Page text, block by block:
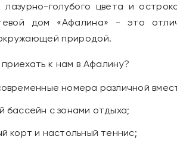
лазурно-голубого цвета и
дом «Афалина» - это
природой.
к нам в Афалину?
номера различной
бассейн с зонами отдыха;
корт и настольный теннис;